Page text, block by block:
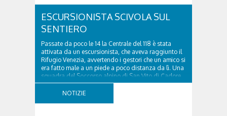
ESCURSIONISTA SCIVOLA SUL
SENTIERO
Passate da poco le 14 la Centrale del 118 è stata
attivata da un escursionista, che aveva raggiunto il
Rifugio Venezia, avvertendo i gestori che un amico si
era fatto male a un piede a poco distanza da lì. Una
squadra del Soccorso alpino di San Vito di Cadore
ha quindi raggiunto l'infortunato...
NOTIZIE